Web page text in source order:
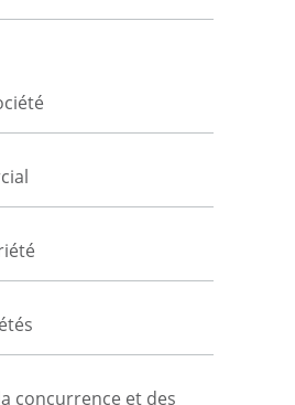
concurrence et des